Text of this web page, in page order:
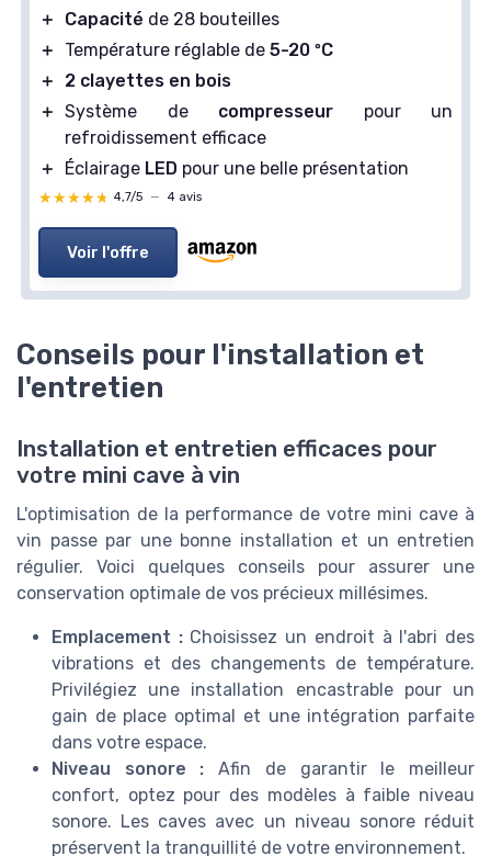
＋ Capacité de 28 bouteilles
＋
Température réglable de 5-20 ºC
＋
2 clayettes en bois
＋ Système de compresseur pour un
refroidissement efficace
＋
Éclairage LED pour une belle présentation
★★★★★
★★★★★ 4,7/5 — 4 avis
Voir l'offre
Conseils pour l'installation et
l'entretien
Installation et entretien efficaces pour
votre mini cave à vin
L'optimisation de la performance de votre mini cave à
vin passe par une bonne installation et un entretien
régulier. Voici quelques conseils pour assurer une
conservation optimale de vos précieux millésimes.
Emplacement :Choisissez un endroit à l'abri des
vibrations et des changements de température.
Privilégiez une installation encastrable pour un
gain de place optimal et une intégration parfaite
dans votre espace.
Niveau sonore : Afin de garantir le meilleur
confort, optez pour des modèles à faible niveau
sonore. Les caves avec un niveau sonore réduit
préservent la tranquillité de votre environnement.